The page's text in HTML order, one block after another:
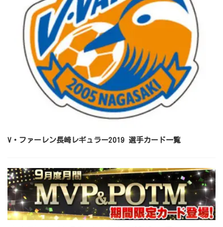
V・ファーレン長崎レギュラー2019 選手カード一覧